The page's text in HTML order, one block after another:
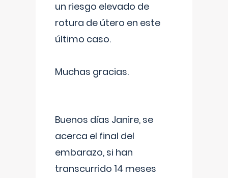
un riesgo elevado de
rotura de útero en este
último caso.
Muchas gracias.
Buenos días Janire, se
acerca el final del
embarazo, si han
transcurrido 14 meses